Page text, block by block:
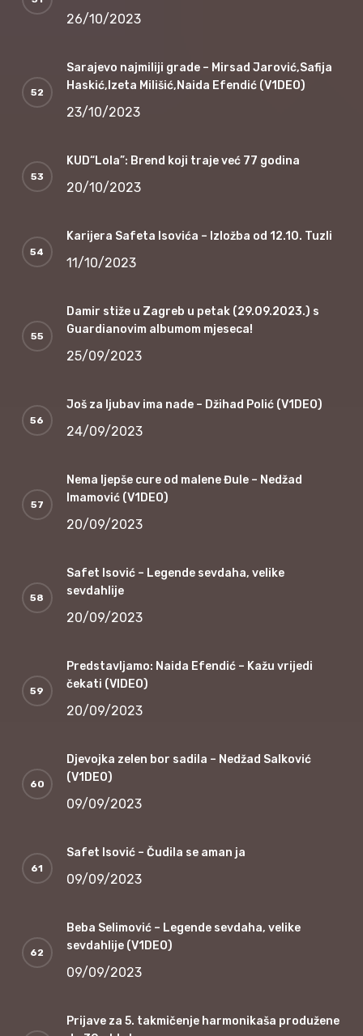
26/10/2023
Sarajevo najmiliji grade – Mirsad Jarović,Safija
Haskić,Izeta Milišić,Naida Efendić (V1DEO)
23/10/2023
KUD“Lola”: Brend koji traje već 77 godina
20/10/2023
Karijera Safeta Isovića – Izložba od 12.10. Tuzli
11/10/2023
Damir stiže u Zagreb u petak (29.09.2023.) s
Guardianovim albumom mjeseca!
25/09/2023
Još za ljubav ima nade – Džihad Polić (V1DEO)
24/09/2023
Nema ljepše cure od malene Đule – Nedžad
Imamović (V1DEO)
20/09/2023
Safet Isović – Legende sevdaha, velike
sevdahlije
20/09/2023
Predstavljamo: Naida Efendić – Kažu vrijedi
čekati (VIDEO)
20/09/2023
Djevojka zelen bor sadila – Nedžad Salković
(V1DEO)
09/09/2023
Safet Isović – Čudila se aman ja
09/09/2023
Beba Selimović – Legende sevdaha, velike
sevdahlije (V1DEO)
09/09/2023
Prijave za 5. takmičenje harmonikaša produžene